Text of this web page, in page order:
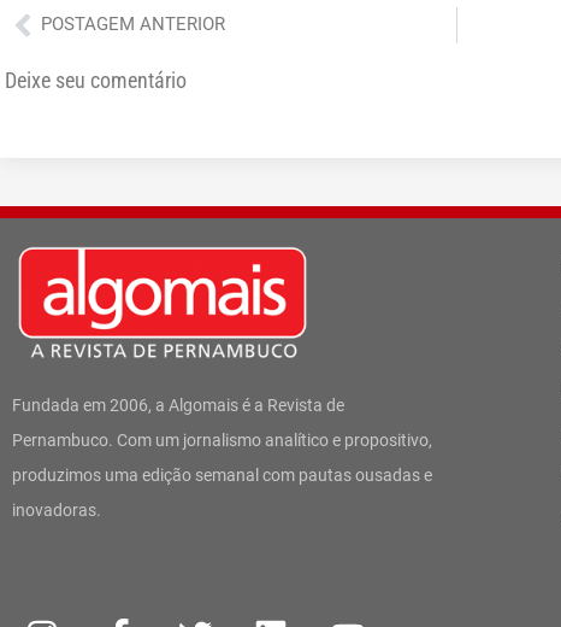
Anterior
POSTAGEM ANTERIOR
Deixe seu comentário
Fundada em 2006, a Algomais é a Revista de
Pernambuco. Com um jornalismo analítico e propositivo,
produzimos uma edição semanal com pautas ousadas e
inovadoras.